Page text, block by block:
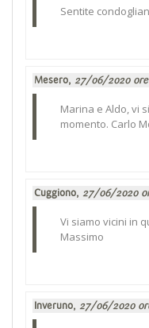
Sentite
Mesero, 27/06/2020
Marina e Aldo, vi
momento. Carlo
Cuggiono, 27/06/2020
Vi siamo vicini in
Massimo
Inveruno, 27/06/2020